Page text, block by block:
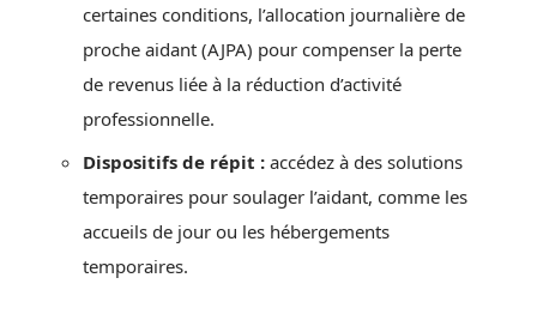
certaines conditions, l’allocation journalière de
proche aidant (AJPA) pour compenser la perte
de revenus liée à la réduction d’activité
professionnelle.
Dispositifs de répit : accédez à des solutions
temporaires pour soulager l’aidant, comme les
accueils de jour ou les hébergements
temporaires.